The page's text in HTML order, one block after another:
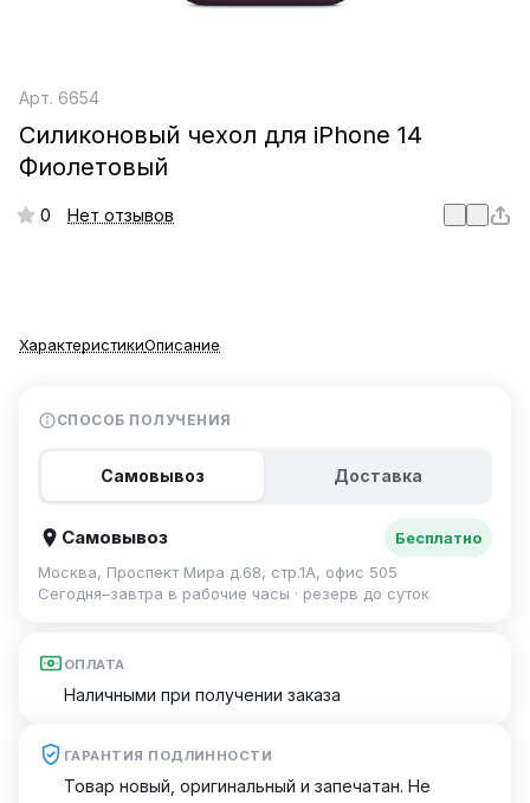
Арт. 6654
Силиконовый чехол для iPhone 14
Фиолетовый
0 Нет отзывов
ХарактеристикиОписание
СПОСОБ ПОЛУЧЕНИЯ
Самовывоз Доставка
Самовывоз
Бесплатно
Москва, Проспект Мира д.68, стр.1А, офис 505
Сегодня–завтра в рабочие часы · резерв до суток
ОПЛАТА
Наличными при получении заказа
ГАРАНТИЯ ПОДЛИННОСТИ
Товар новый, оригинальный и запечатан. Не